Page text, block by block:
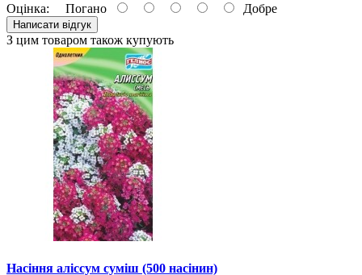
Оцінка: Погано Добре
Написати відгук
З цим товаром також купують
Насіння аліссум суміш (500 насінин)